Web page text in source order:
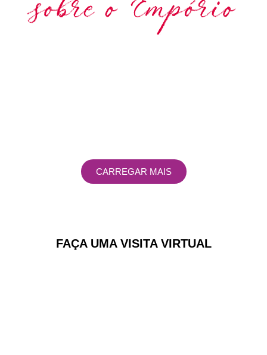
CARREGAR MAIS
FAÇA UMA VISITA VIRTUAL